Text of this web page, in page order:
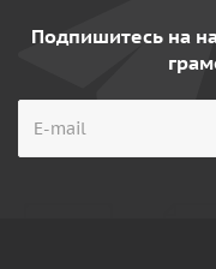
Подпишитесь на